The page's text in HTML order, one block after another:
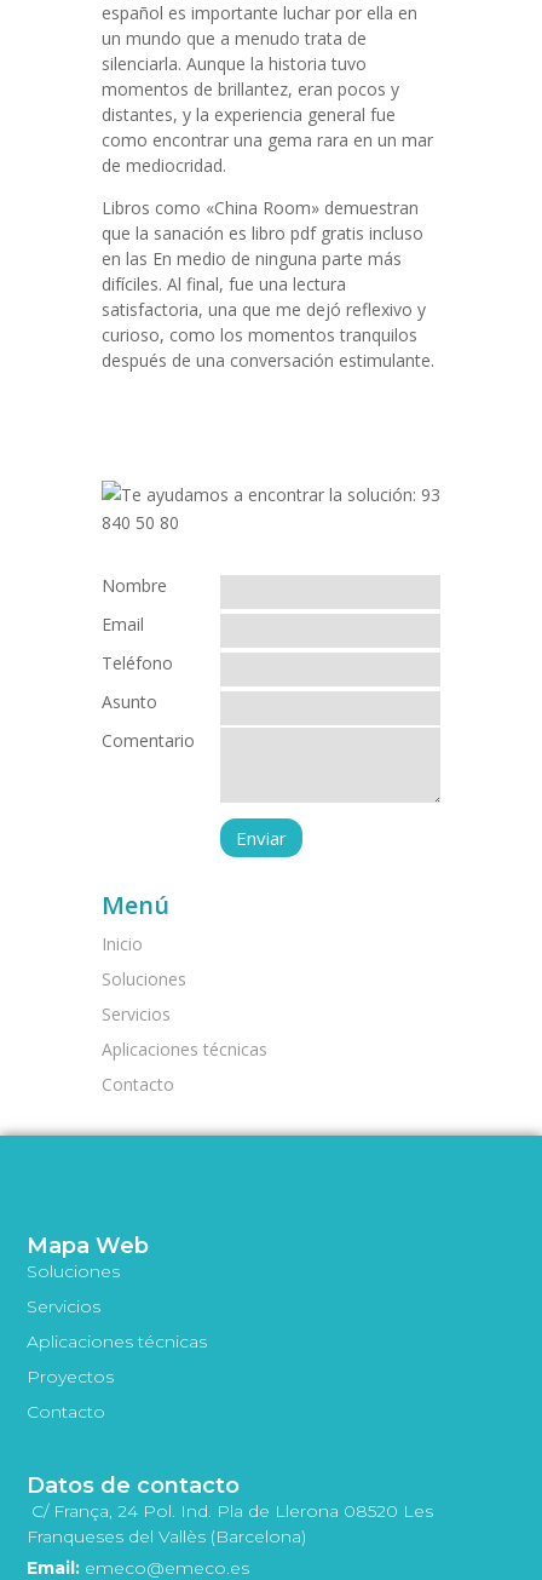
español es importante luchar por ella en
un mundo que a menudo trata de
silenciarla. Aunque la historia tuvo
momentos de brillantez, eran pocos y
distantes, y la experiencia general fue
como encontrar una gema rara en un mar
de mediocridad.
Libros como «China Room» demuestran
que la sanación es libro pdf gratis incluso
en las En medio de ninguna parte más
difíciles. Al final, fue una lectura
satisfactoria, una que me dejó reflexivo y
curioso, como los momentos tranquilos
después de una conversación estimulante.
Nombre
Email
Teléfono
Asunto
Comentario
Menú
Inicio
Soluciones
Servicios
Aplicaciones técnicas
Contacto
Mapa Web
Soluciones
Servicios
Aplicaciones técnicas
Proyectos
Contacto
Datos de contacto
C/ França, 24 Pol. Ind. Pla de Llerona 08520 Les
Franqueses del Vallès (Barcelona)
Email: emeco@emeco.es